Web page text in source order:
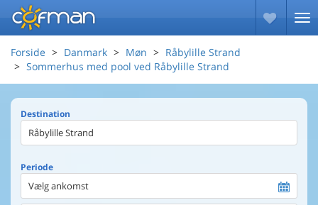
Forside Danmark Møn
Råbylille Strand
Sommerhus med pool ved Råbylille Strand
Destination
Periode
Vælg ankomst